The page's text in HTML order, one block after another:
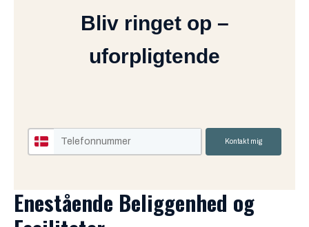
Bliv ringet op –
uforpligtende
Kontakt mig
Enestående Beliggenhed og